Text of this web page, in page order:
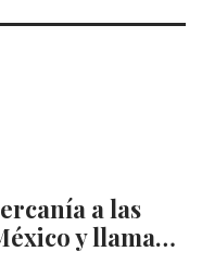
a las
y llama…